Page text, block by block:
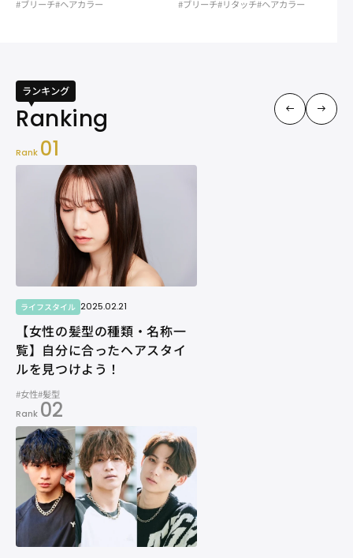
#ブリーチ#ヘアカラー #ブリーチ#リタッチ#ヘアカラー
ランキング
Rank 01
ライフスタイル 2025.02.21
【女性の髪型の種類・名称一
覧】自分に合ったヘアスタイ
ルを見つけよう！
#女性#髪型
Rank 02